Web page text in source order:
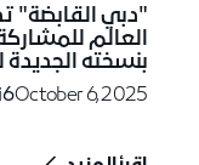
"دبي القابضة"
العالم
بنسخته الجديدة
October 6, 2025
6